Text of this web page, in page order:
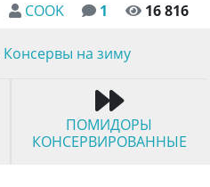
COOK 1 16 816
Консервы на зиму
ПОМИДОРЫ
КОНСЕРВИРОВАННЫЕ